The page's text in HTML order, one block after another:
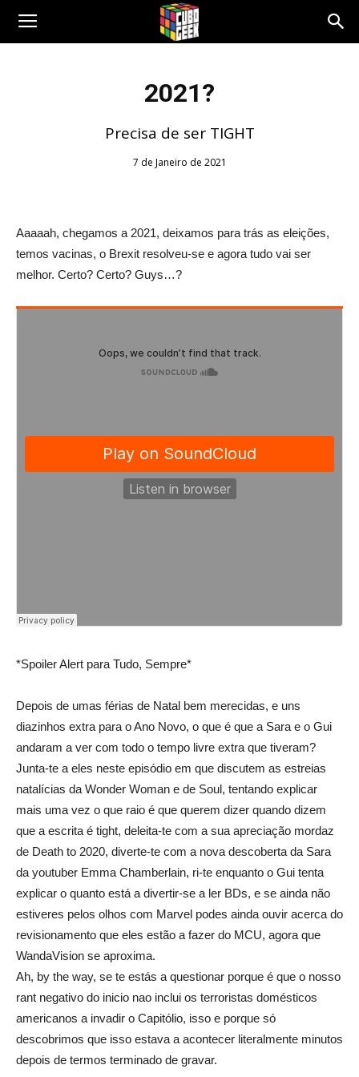
2021?
Precisa de ser TIGHT
7 de Janeiro de 2021
Aaaaah, chegamos a 2021, deixamos para trás as eleições,
temos vacinas, o Brexit resolveu-se e agora tudo vai ser
melhor. Certo? Certo? Guys…?
*Spoiler Alert para Tudo, Sempre*
Depois de umas férias de Natal bem merecidas, e uns
diazinhos extra para o Ano Novo, o que é que a Sara e o Gui
andaram a ver com todo o tempo livre extra que tiveram?
Junta-te a eles neste episódio em que discutem as estreias
natalícias da Wonder Woman e de Soul, tentando explicar
mais uma vez o que raio é que querem dizer quando dizem
que a escrita é tight, deleita-te com a sua apreciação mordaz
de Death to 2020, diverte-te com a nova descoberta da Sara
da youtuber Emma Chamberlain, ri-te enquanto o Gui tenta
explicar o quanto está a divertir-se a ler BDs, e se ainda não
estiveres pelos olhos com Marvel podes ainda ouvir acerca do
revisionamento que eles estão a fazer do MCU, agora que
WandaVision se aproxima.
Ah, by the way, se te estás a questionar porque é que o nosso
rant negativo do inicio nao inclui os terroristas domésticos
americanos a invadir o Capitólio, isso e porque só
descobrimos que isso estava a acontecer literalmente minutos
depois de termos terminado de gravar.